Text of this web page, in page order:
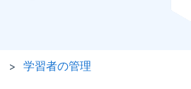
学習者の管理